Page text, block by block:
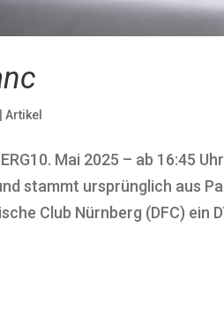
|Artikel
Mai 2025 – ab 16:45
stammt ursprünglich aus
Club Nürnberg (DFC) ein